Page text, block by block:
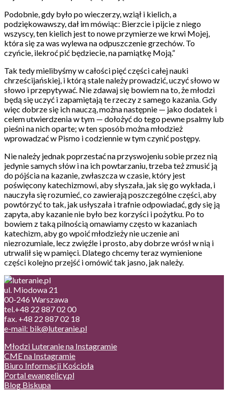
Podobnie, gdy było po wieczerzy, wziął i kielich, a
podziękowawszy, dał im mówiąc: Bierzcie i pijcie z niego
wszyscy, ten kielich jest to nowe przymierze we krwi Mojej,
która się za was wylewa na odpuszczenie grzechów. To
czyńcie, ilekroć pić będziecie, na pamiątkę Moją.”
Tak tedy mielibyśmy w całości pięć części całej nauki
chrześcijańskiej, i którą stale należy prowadzić, uczyć słowo w
słowo i przepytywać. Nie zdawaj się bowiem na to, że młodzi
będą się uczyć i zapamiętają te rzeczy z samego kazania. Gdy
więc dobrze się ich nauczą, można następnie — jako dodatek i
celem utwierdzenia w tym — dołożyć do tego pewne psalmy lub
pieśni na nich oparte; w ten sposób można młodzież
wprowadzać w Pismo i codziennie w tym czynić postępy.
Nie należy jednak poprzestać na przyswojeniu sobie przez nią
jedynie samych słów i na ich powtarzaniu, trzeba też zmusić ją
do pójścia na kazanie, zwłaszcza w czasie, który jest
poświęcony katechizmowi, aby słyszała, jak się go wykłada, i
nauczyła się rozumieć, co zawierają poszczególne części, aby
powtórzyć to tak, jak usłyszała i trafnie odpowiadać, gdy się ją
zapyta, aby kazanie nie było bez korzyści i pożytku. Po to
bowiem z taką pilnością omawiamy często w kazaniach
katechizm, aby go wpoić młodzieży nie uczenie ani
niezrozumiale, lecz zwięźle i prosto, aby dobrze wrósł w nią i
utrwalił się w pamięci. Dlatego chcemy teraz wymienione
części kolejno przejść i omówić tak jasno, jak należy.
ul. Miodowa 21
00-246 Warszawa
tel.+48 22 887 02 00
fax. +48 22 887 02 18
e-mail: bik@luteranie.pl
Młodzi Luteranie na Instagramie
CME na Instagramie
Biuro Informacji Kościoła
Portal ewangelicy.pl
Blog Biskupa